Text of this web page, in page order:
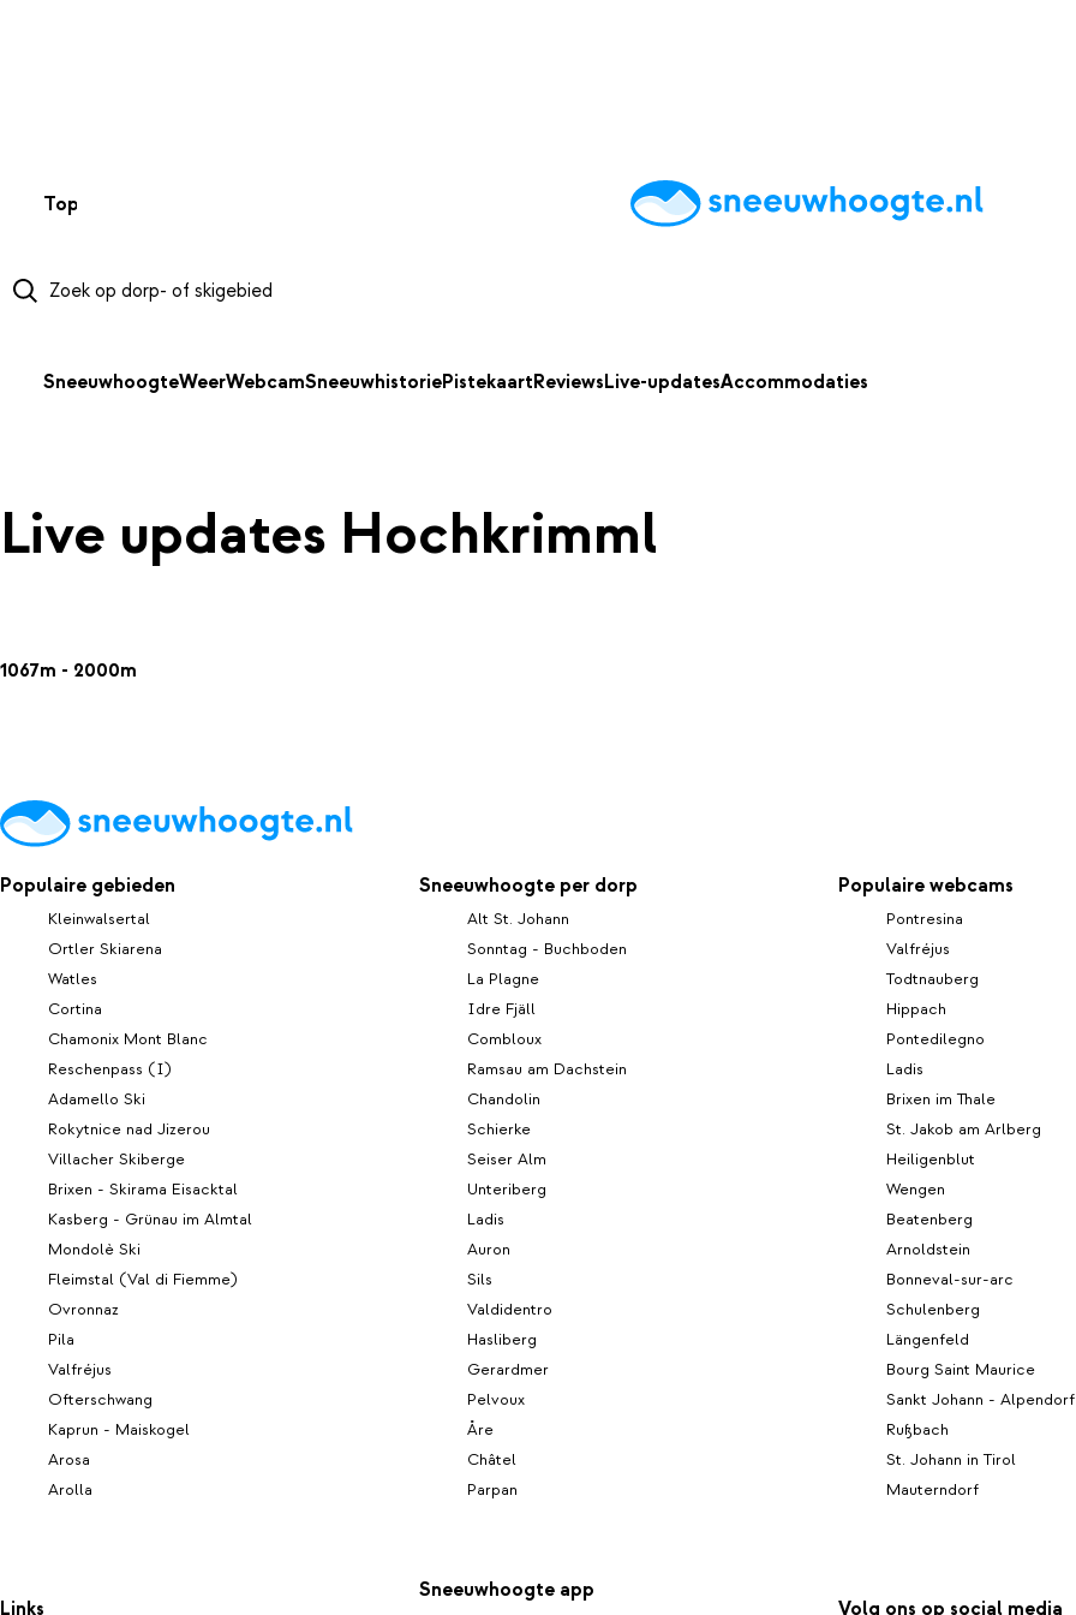
Top 50 AccommodatiesTipsReviewsLive updatesApp
SneeuwhoogteWeerWebcamSneeuwhistoriePistekaartReviewsLive-updatesAccommodaties
Live updates Hochkrimml
1067m - 2000m
Populaire gebieden
Kleinwalsertal
Ortler Skiarena
Watles
Cortina
Chamonix Mont Blanc
Reschenpass (I)
Adamello Ski
Rokytnice nad Jizerou
Villacher Skiberge
Brixen - Skirama Eisacktal
Kasberg - Grünau im Almtal
Mondolè Ski
Fleimstal (Val di Fiemme)
Ovronnaz
Pila
Valfréjus
Ofterschwang
Kaprun - Maiskogel
Arosa
Arolla
Sneeuwhoogte per dorp
Alt St. Johann
Sonntag - Buchboden
La Plagne
Idre Fjäll
Combloux
Ramsau am Dachstein
Chandolin
Schierke
Seiser Alm
Unteriberg
Ladis
Auron
Sils
Valdidentro
Hasliberg
Gerardmer
Pelvoux
Åre
Châtel
Parpan
Populaire webcams
Pontresina
Valfréjus
Todtnauberg
Hippach
Pontedilegno
Ladis
Brixen im Thale
St. Jakob am Arlberg
Heiligenblut
Wengen
Beatenberg
Arnoldstein
Bonneval-sur-arc
Schulenberg
Längenfeld
Bourg Saint Maurice
Sankt Johann - Alpendorf
Rußbach
St. Johann in Tirol
Mauterndorf
Links
Sneeuwhoogte app
Volg ons op social media